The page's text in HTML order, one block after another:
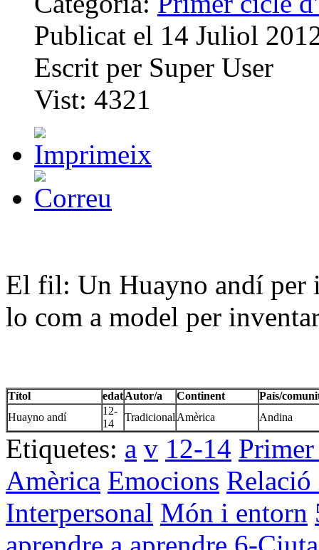
Publicat el 14 Juliol
Escrit per Super User
Vist: 4321
El fil: Un Huayno andí per
lo com a model per
Títol edatAutor/a Continent
País/
Huayno andí
12-
14
Tradicional Amèrica Andina
Etiquetes: a v 12-14
Amèrica Emocions
Interpersonal Món i entorn